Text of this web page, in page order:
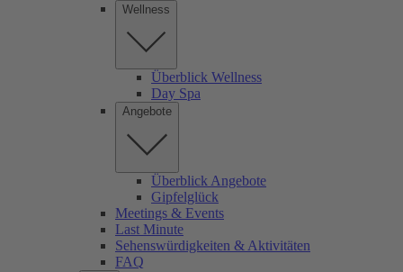
Wellness
Überblick Wellness
Day Spa
Angebote
Überblick Angebote
Gipfelglück
Meetings & Events
Last Minute
Sehenswürdigkeiten & Aktivitäten
FAQ